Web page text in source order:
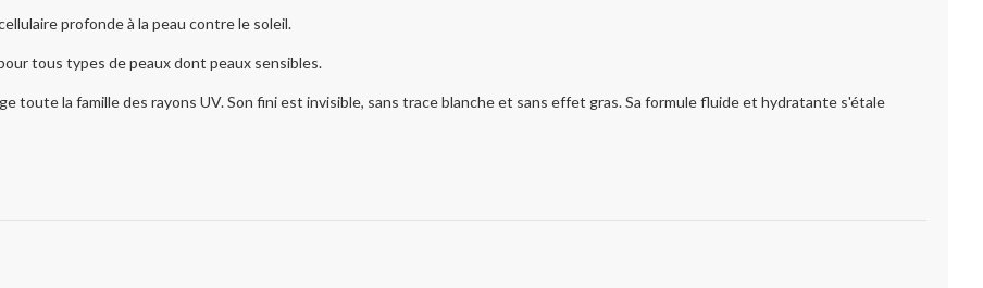
profonde à la peau contre le soleil.
tous types de peaux dont peaux sensibles.
toute la famille des rayons UV. Son fini est invisible, sans trace blanche et sans effet gras. Sa formule fluide et hydratante s'étale